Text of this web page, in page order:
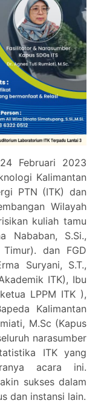
Februari 2023
Kalimantan
PTN (ITK) dan
Wilayah
kuliah tamu
Nababan, S.Si.,
Timur). dan FGD
Suryani, S.T.,
ITK), Ibu
LPPM ITK ),
Kalimantan
M.Sc (Kapus
narasumber
ITK yang
acara ini.
sukses dalam
dan instansi lain.